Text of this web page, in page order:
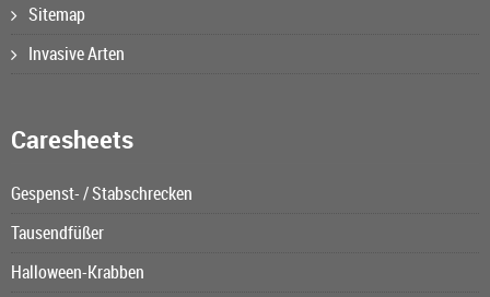
Sitemap
Invasive Arten
Caresheets
Gespenst- / Stabschrecken
Tausendfüßer
Halloween-Krabben